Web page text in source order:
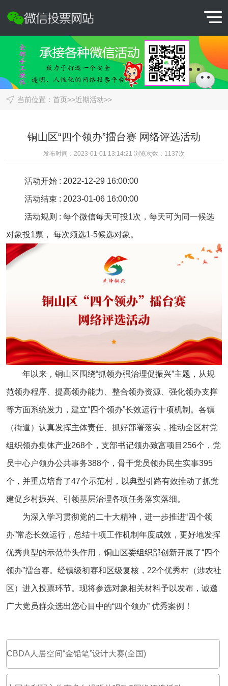
当前位置： 首页>>近期活动>>
铜山区“四个领办”擂台赛 网络评选活动
发布时间：2023-01-01 13:14:21 浏览次数： 1137次
活动开始 : 2022-12-29 16:00:00
活动结束 : 2023-01-06 16:00:00
活动规则 : 每个微信每天可投1次，每天可为同一候选
对象投1票， 每次须选1-5候选对象。
年以来，铜山区围绕“抓领办强治理促振兴”主题，从规
范领办程序、提高领办能力、整合领办资源、强化领办支撑
等方面系统发力，建立“四个领办”长效运行十项机制。各镇
（街道）认真发挥主体责任、抓好部署落实，推动全区村党
组织领办集体产业268个，支部书记领办致富项目256个，党
员中心户领办公共事务388个，骨干党员领办民生实事395
个，并重点培育了47个示范村，以典型引路有效推动了抓党
建促乡村振兴、引领基层治理各项任务落实落细。
为深入学习贯彻党的二十大精神，进一步推进“四个领
办”常态长效运行，总结十项工作机制年度成效，更好地发挥
优秀典型的示范带头作用，铜山区委组织部创新开展了“四个
领办”擂台赛。经镇级初赛和区级复核，22个优秀村（涉农社
区）进入投票环节。现将参选对象相关材料予以发布，诚邀
广大党员群众选出您心目中的“四个领办” 优秀案例！
CBDA人居空间“金铅笔”设计大赛(全国)